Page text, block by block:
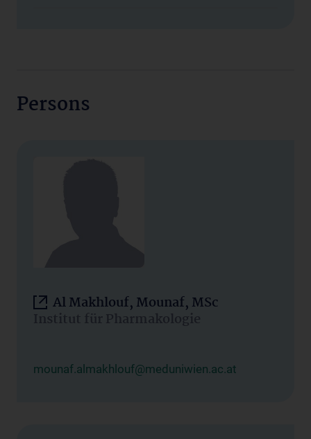
Persons
Al Makhlouf, Mounaf, MSc
Institut für Pharmakologie
mounaf.almakhlouf@meduniwien.ac.at